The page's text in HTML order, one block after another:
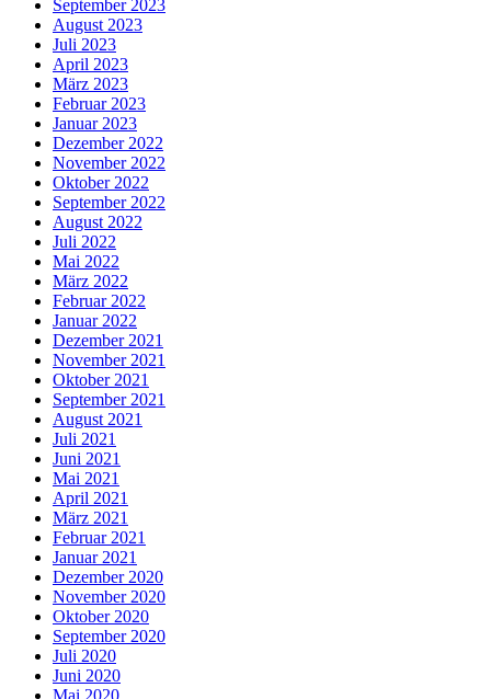
September 2023
August 2023
Juli 2023
April 2023
März 2023
Februar 2023
Januar 2023
Dezember 2022
November 2022
Oktober 2022
September 2022
August 2022
Juli 2022
Mai 2022
März 2022
Februar 2022
Januar 2022
Dezember 2021
November 2021
Oktober 2021
September 2021
August 2021
Juli 2021
Juni 2021
Mai 2021
April 2021
März 2021
Februar 2021
Januar 2021
Dezember 2020
November 2020
Oktober 2020
September 2020
Juli 2020
Juni 2020
Mai 2020